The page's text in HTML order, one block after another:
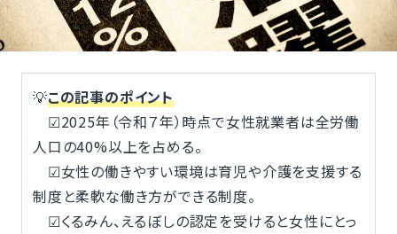
💡この記事のポイント
☑2025年（令和７年）時点で女性就業者は全労働
人口の40%以上を占める。
☑女性の働きやすい環境は育児や介護を支援する
制度と柔軟な働き方ができる制度。
☑くるみん、えるぼしの認定を受けると女性にとっ